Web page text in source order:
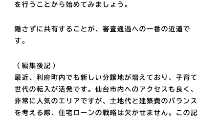
を行うことから始めてみましょう。
隠さずに共有することが、審査通過への一番の近道で
す。
（編集後記）
最近、利府町内でも新しい分譲地が増えており、子育て
世代の転入が活発です。仙台市内へのアクセスも良く、
非常に人気のエリアですが、土地代と建築費のバランス
を考える際、住宅ローンの戦略は欠かせません。この記